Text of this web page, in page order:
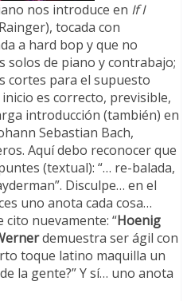
nos introduce en If I
tocada con
a hard bop y que no
solos de piano y contrabajo;
cortes para el supuesto
inicio es correcto, previsible,
introducción (también) en
Sebastian Bach,
Aquí debo reconocer que
(textual): “… re-balada,
Disculpe… en el
uno anota cada cosa…
nuevamente: “Hoenig
demuestra ser ágil con
toque latino maquilla un
la gente?” Y sí… uno anota